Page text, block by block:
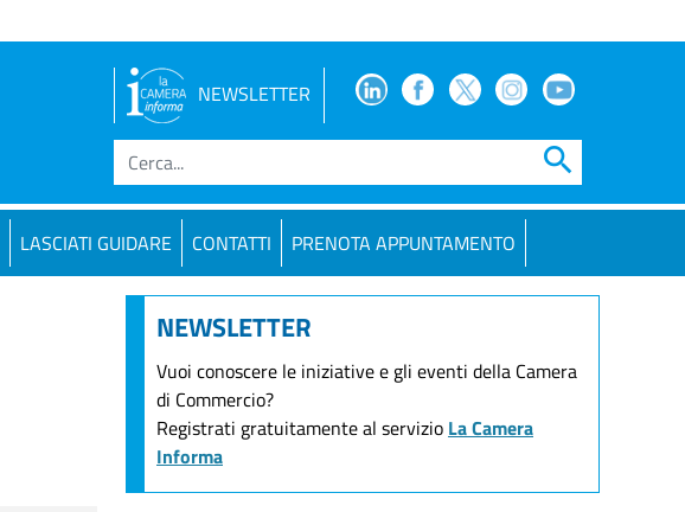
NEWSLETTER FacebookFacebook
TwitterInstagramYoutube
search
LASCIATI GUIDARE CONTATTI PRENOTA APPUNTAMENTO
NEWSLETTER
Vuoi conoscere le iniziative e gli eventi della Camera
di Commercio?
Registrati gratuitamente al servizio La Camera
Informa